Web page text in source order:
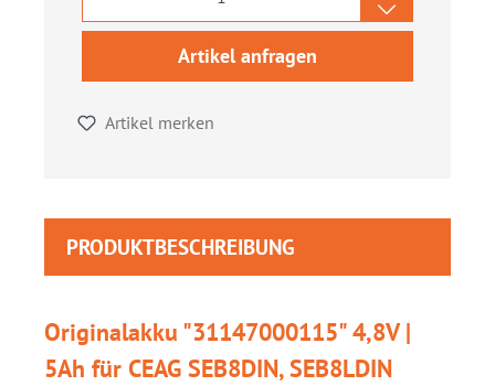
Artikel anfragen
Artikel merken
PRODUKTBESCHREIBUNG
Originalakku "31147000115" 4,8V |
5Ah für CEAG SEB8DIN, SEB8LDIN